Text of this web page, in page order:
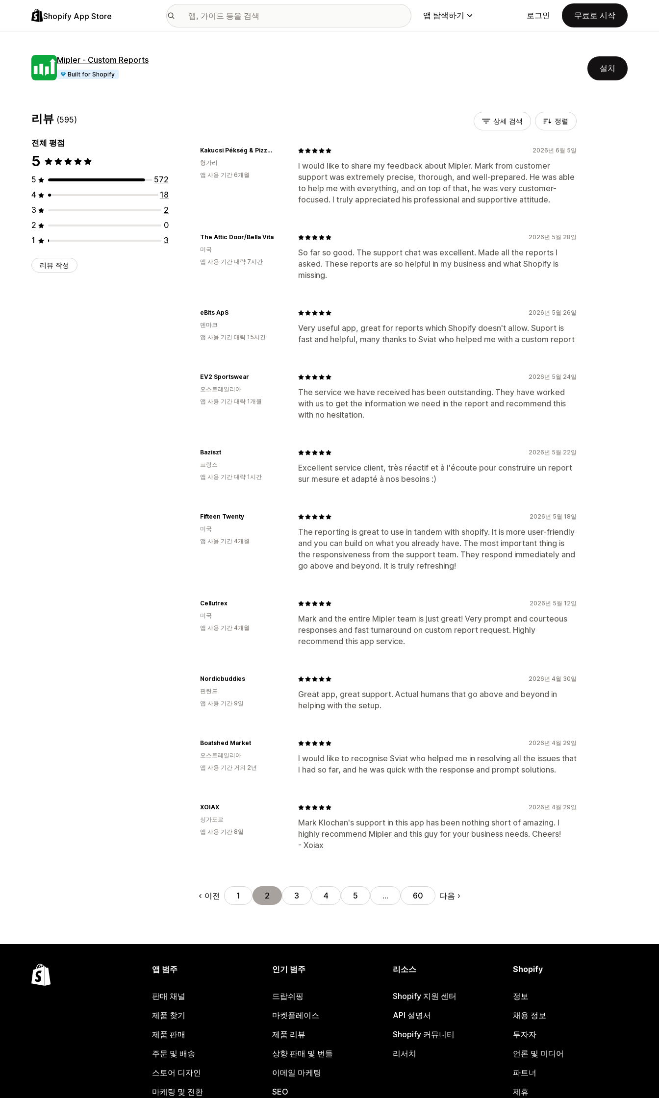
Shopify App Store 앱 탐색하기 로그인 무료로 시작
Mipler ‑ Custom Reports
Built for Shopify
설치
리뷰 (595)
전체 평점
5
5
572
4
18
3
2
2
0
1
3
리뷰 작성
상세 검색 정렬
2026년 6월 5일
I would like to share my feedback about Mipler. Mark from customer
support was extremely precise, thorough, and well-prepared. He was able
to help me with everything, and on top of that, he was very customer-
focused. I truly appreciated his professional and supportive attitude.
Kakucsi Pékség & Pizza Sziget Gyál
헝가리
앱 사용 기간 6개월
2026년 5월 28일
So far so good. The support chat was excellent. Made all the reports I
asked. These reports are so helpful in my business and what Shopify is
missing.
The Attic Door/Bella Vita
미국
앱 사용 기간 대략 7시간
2026년 5월 26일
Very useful app, great for reports which Shopify doesn't allow. Suport is
fast and helpful, many thanks to Sviat who helped me with a custom report
eBits ApS
덴마크
앱 사용 기간 대략 15시간
2026년 5월 24일
The service we have received has been outstanding. They have worked
with us to get the information we need in the report and recommend this
with no hesitation.
EV2 Sportswear
오스트레일리아
앱 사용 기간 대략 1개월
2026년 5월 22일
Excellent service client, très réactif et à l'écoute pour construire un report
sur mesure et adapté à nos besoins :)
Baziszt
프랑스
앱 사용 기간 대략 1시간
2026년 5월 18일
The reporting is great to use in tandem with shopify. It is more user-friendly
and you can build on what you already have. The most important thing is
the responsiveness from the support team. They respond immediately and
go above and beyond. It is truly refreshing!
Fifteen Twenty
미국
앱 사용 기간 4개월
2026년 5월 12일
Mark and the entire Mipler team is just great! Very prompt and courteous
responses and fast turnaround on custom report request. Highly
recommend this app service.
Cellutrex
미국
앱 사용 기간 4개월
2026년 4월 30일
Great app, great support. Actual humans that go above and beyond in
helping with the setup.
Nordicbuddies
핀란드
앱 사용 기간 9일
2026년 4월 29일
I would like to recognise Sviat who helped me in resolving all the issues that
I had so far, and he was quick with the response and prompt solutions.
Boatshed Market
오스트레일리아
앱 사용 기간 거의 2년
2026년 4월 29일
Mark Klochan's support in this app has been nothing short of amazing. I
highly recommend Mipler and this guy for your business needs. Cheers!
- Xoiax
XOIAX
싱가포르
앱 사용 기간 8일
이전 1 2 3 4 5 … 60 다음
앱 범주
판매 채널
제품 찾기
제품 판매
주문 및 배송
스토어 디자인
마케팅 및 전환
인기 범주
드랍쉬핑
마켓플레이스
제품 리뷰
상향 판매 및 번들
이메일 마케팅
SEO
리소스
Shopify 지원 센터
API 설명서
Shopify 커뮤니티
리서치
Shopify
정보
채용 정보
투자자
언론 및 미디어
파트너
제휴